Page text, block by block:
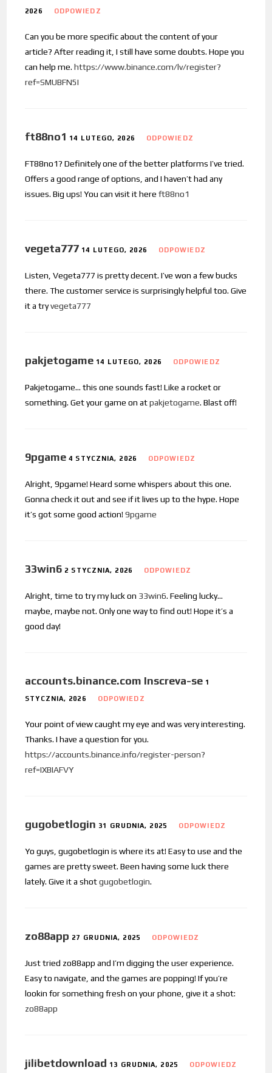
2026 ODPOWIEDZ
Can you be more specific about the content of your
article? After reading it, I still have some doubts. Hope you
can help me.https://www.binance.com/lv/register?
ref=SMUBFN5I
ft88no1 14 LUTEGO, 2026 ODPOWIEDZ
FT88no1? Definitely one of the better platforms I’ve tried.
Offers a good range of options, and I haven’t had any
issues. Big ups! You can visit it hereft88no1
vegeta777 14 LUTEGO, 2026 ODPOWIEDZ
Listen, Vegeta777 is pretty decent. I’ve won a few bucks
there. The customer service is surprisingly helpful too. Give
it a tryvegeta777
pakjetogame 14 LUTEGO, 2026 ODPOWIEDZ
Pakjetogame… this one sounds fast! Like a rocket or
something. Get your game on atpakjetogame. Blast off!
9pgame 4 STYCZNIA, 2026 ODPOWIEDZ
Alright, 9pgame! Heard some whispers about this one.
Gonna check it out and see if it lives up to the hype. Hope
it’s got some good action!9pgame
33win6 2 STYCZNIA, 2026 ODPOWIEDZ
Alright, time to try my luck on 33win6. Feeling lucky…
maybe, maybe not. Only one way to find out! Hope it’s a
good day!
accounts.binance.com Inscreva-se 1
STYCZNIA, 2026 ODPOWIEDZ
Your point of view caught my eye and was very interesting.
Thanks. I have a question for you.
https://accounts.binance.info/register-person?
ref=IXBIAFVY
gugobetlogin 31 GRUDNIA, 2025 ODPOWIEDZ
Yo guys, gugobetlogin is where its at! Easy to use and the
games are pretty sweet. Been having some luck there
lately. Give it a shotgugobetlogin.
zo88app 27 GRUDNIA, 2025 ODPOWIEDZ
Just tried zo88app and I’m digging the user experience.
Easy to navigate, and the games are popping! If you’re
lookin for something fresh on your phone, give it a shot:
zo88app
jilibetdownload 13 GRUDNIA, 2025 ODPOWIEDZ